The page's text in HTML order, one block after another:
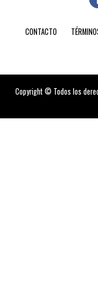
CONTACTO
Copyright © Todos los